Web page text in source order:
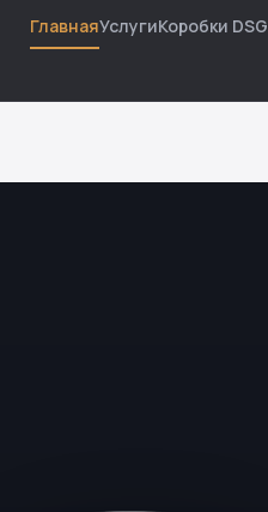
ГлавнаяУслугиКоробки DSG